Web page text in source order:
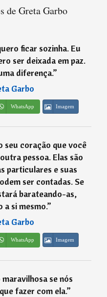
de Greta Garbo
ficar sozinha. Eu
ser deixada em paz.
diferença.”
Garbo
WhatsApp Imagem
seu coração que você
pessoa. Elas são
particulares e suas
ser contadas. Se
barateando-as,
a si mesmo.”
Garbo
WhatsApp Imagem
se nós
fazer com ela.”